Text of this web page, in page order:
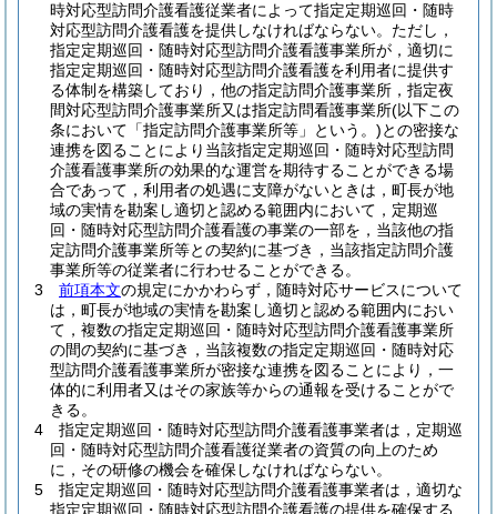
時対応型訪問介護看護従業者によって指定定期巡回・随時
対応型訪問介護看護を提供しなければならない。 ただし，
指定定期巡回・随時対応型訪問介護看護事業所が，適切に
指定定期巡回・随時対応型訪問介護看護を利用者に提供す
る体制を構築しており，他の指定訪問介護事業所，指定夜
間対応型訪問介護事業所又は指定訪問看護事業所(以下この
条において「指定訪問介護事業所等」という。)との密接な
連携を図ることにより当該指定定期巡回・随時対応型訪問
介護看護事業所の効果的な運営を期待することができる場
合であって，利用者の処遇に支障がないときは，町長が地
域の実情を勘案し適切と認める範囲内において，定期巡
回・随時対応型訪問介護看護の事業の一部を，当該他の指
定訪問介護事業所等との契約に基づき，当該指定訪問介護
事業所等の従業者に行わせることができる。
3
前項本文の規定にかかわらず，随時対応サービスについて
は，町長が地域の実情を勘案し適切と認める範囲内におい
て，複数の指定定期巡回・随時対応型訪問介護看護事業所
の間の契約に基づき，当該複数の指定定期巡回・随時対応
型訪問介護看護事業所が密接な連携を図ることにより，一
体的に利用者又はその家族等からの通報を受けることがで
きる。
4
指定定期巡回・随時対応型訪問介護看護事業者は，定期巡
回・随時対応型訪問介護看護従業者の資質の向上のため
に，その研修の機会を確保しなければならない。
5
指定定期巡回・随時対応型訪問介護看護事業者は，適切な
指定定期巡回・随時対応型訪問介護看護の提供を確保する